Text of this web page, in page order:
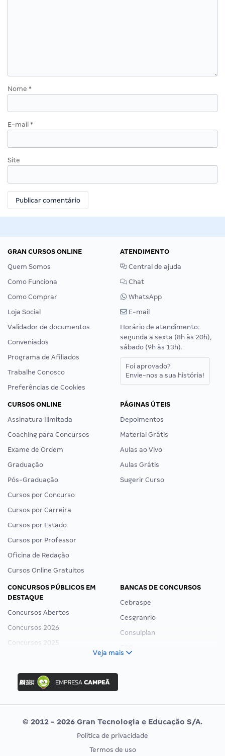
Nome *
E-mail *
Site
GRAN CURSOS ONLINE
Quem Somos
Como Funciona
Como Comprar
Loja Social
Validador de documentos
Conveniados
Programa de Afiliados
Trabalhe Conosco
Preferências de Cookies
ATENDIMENTO
Central de ajuda
Chat
WhatsApp
E-mail
Horário de atendimento:
segunda a sexta (8h às 20h),
sábado (9h às 13h).
Foi aprovado?
Envie-nos a sua história!
CURSOS ONLINE
Assinatura Ilimitada
Coaching para Concursos
Exame de Ordem
Graduação
Pós-Graduação
Cursos por Concurso
Cursos por Carreira
Cursos por Estado
Cursos por Professor
Oficina de Redação
Cursos Online Gratuitos
PÁGINAS ÚTEIS
Depoimentos
Material Grátis
Aulas ao Vivo
Aulas Grátis
Sugerir Curso
CONCURSOS PÚBLICOS EM
DESTAQUE
Concursos Abertos
Concursos 2026
Concursos 2025
Concurso Ibama
Concurso MPU
Editais publicados
BANCAS DE CONCURSOS
Cebraspe
Cesgranrio
Consulplan
Vunesp
CONCURSOS POR PROFISSÃO
EXAME DE ORDEM
Veja mais
© 2012 - 2026 Gran Tecnologia e Educação S/A.
Política de privacidade
Termos de uso